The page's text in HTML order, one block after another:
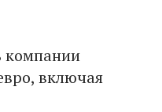
компании
включая